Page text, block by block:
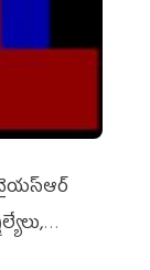
వైయ‌స్ఆర్